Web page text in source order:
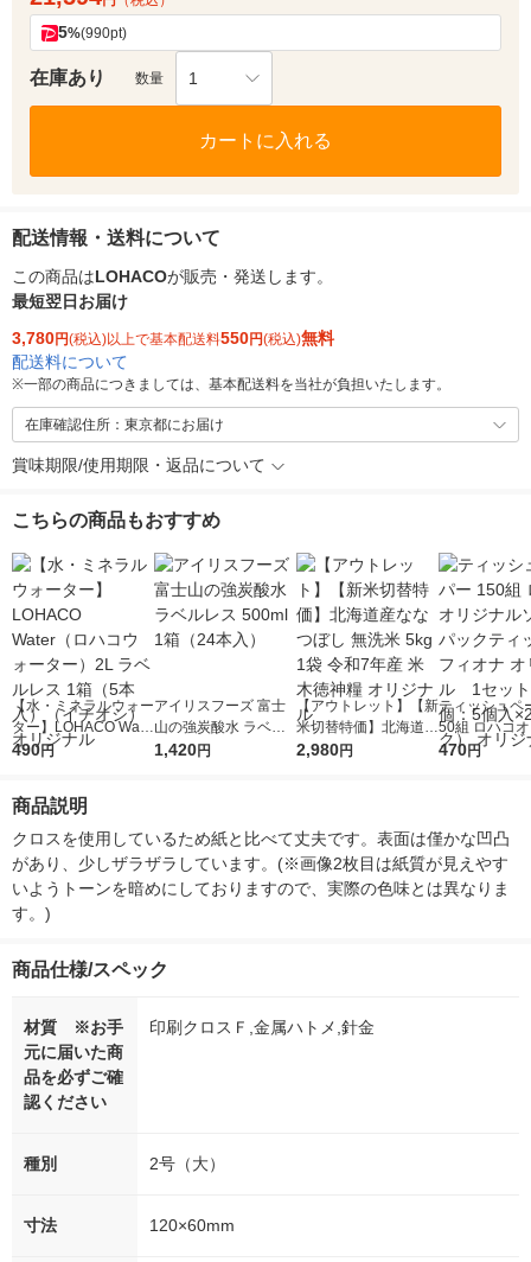
5%(990pt)
在庫あり 数量 1
カートに入れる
配送情報・送料について
この商品はLOHACOが販売・発送します。
最短翌日お届け
3,780円(税込)以上で基本配送料550円(税込)無料
配送料について
※一部の商品につきましては、基本配送料を当社が負担いたします。
在庫確認住所：東京都にお届け
賞味期限/使用期限・返品について
こちらの商品もおすすめ
【水・ミネラルウォー
ター】LOHACO Wate
r（ロハコウォータ
シ） オリジナル
490円
アイリスフーズ 富士
山の強炭酸水 ラベル
レス 500ml 1箱（24
1,420円
【アウトレット】【新
米切替特価】北海道産
ななつぼし 無洗米 5k
2,980円
ティッシュペ
50組 ロハコ
ルソフトパッ
オリジナル
470円
商品説明
クロスを使用しているため紙と比べて丈夫です。表面は僅かな凹凸
があり、少しザラザラしています。(※画像2枚目は紙質が見えやす
いようトーンを暗めにしておりますので、実際の色味とは異なりま
す。)
商品仕様/スペック
材質 ※お手
元に届いた商
品を必ずご確
認ください
印刷クロスＦ,金属ハトメ,針金
種別 2号（大）
寸法 120×60mm